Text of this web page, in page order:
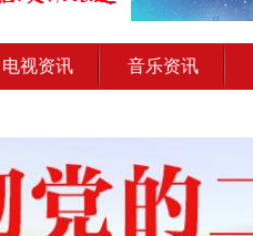
电视资讯 音乐资讯